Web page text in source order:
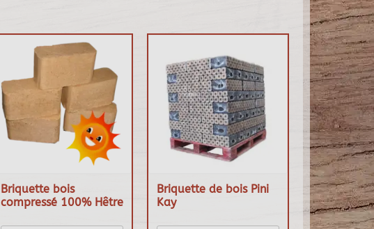
Briquette bois
compressé 100% Hêtre
Briquette de bois Pini
Kay